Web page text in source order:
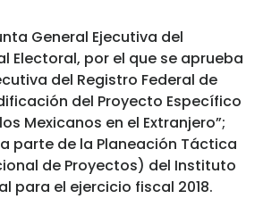
General Ejecutiva del
Electoral, por el que se aprueba
del Registro Federal de
del Proyecto Específico
los Mexicanos en el Extranjero”;
parte de la Planeación Táctica
de Proyectos) del Instituto
para el ejercicio fiscal 2018.